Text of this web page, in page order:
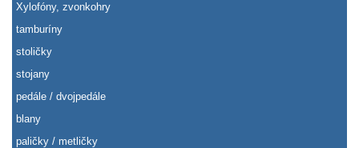
Xylofóny, zvonkohry
tamburíny
stoličky
stojany
pedále / dvojpedále
blany
paličky / metličky